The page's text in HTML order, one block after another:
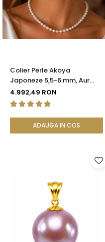
Colier Perle Akoya
Japoneze 5,5-6 mm, Aur
Galben 14K cu Închizătoare
Filigranată | KASKADDA®
4.992,49 RON
ADAUGA IN COS